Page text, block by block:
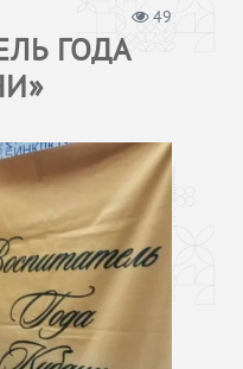
49
ГОДА